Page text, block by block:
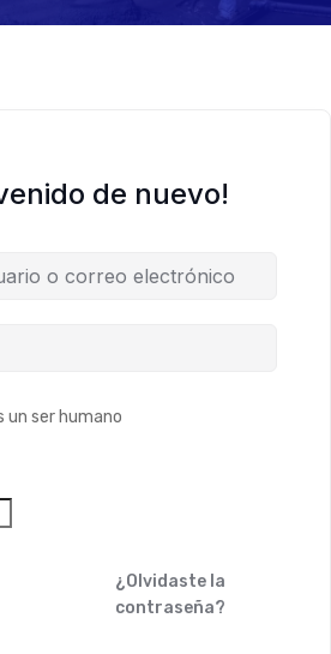
de nuevo!
un ser humano
¿Olvidaste la
contraseña?